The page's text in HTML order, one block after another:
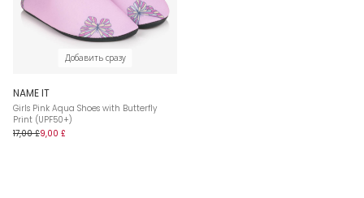
Добавить сразу
NAME IT
Girls Pink Aqua Shoes with Butterfly
Print (UPF50+)
17,00 £9,00 £